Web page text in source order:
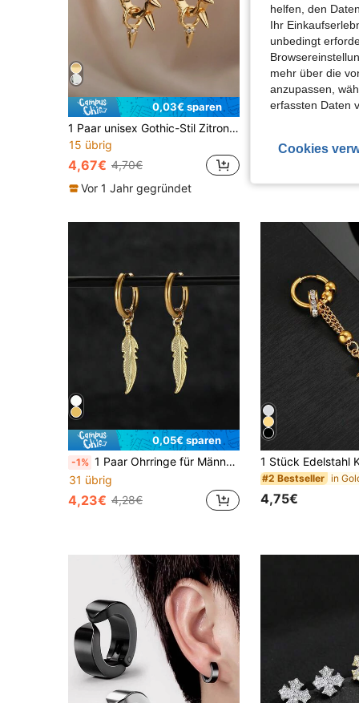
0,03€ sparen
1 Paar unisex Gothic-Stil Zitronen-förmige Ohrstecker, Hip-Hop Ohrringe für Party/Club
15 übrig
4,67€ 4,70€
Vor 1 Jahr gegründet
#7 Bestseller
0,05€ sparen
-1% 1 Paar Ohrringe für Männer aus Edelstahl mit Feder-Anhänger im minimalistischen Design
31 übrig
4,23€ 4,28€
#2 Bestseller
4,75€
helfen, den
Ihr
unbedingt
mehr über die
anzupassen,
erfassten Daten
Cookies